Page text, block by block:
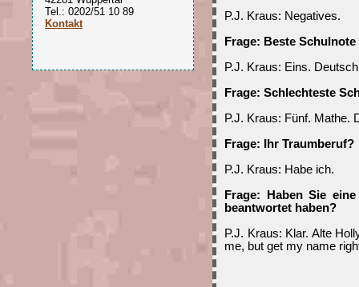
P.J. Kraus: Negatives.
Frage: Beste
P.J. Kraus: Eins. Deutsch
Frage: Schlechteste
P.J. Kraus: Fünf. Mathe.
Frage: Ihr Traumberuf?
P.J. Kraus: Habe ich.
Frage: Haben Sie
beantwortet haben?
P.J. Kraus: Klar. Alte
me, but get my name
Tel.: 0202/51 10 89
Kontakt